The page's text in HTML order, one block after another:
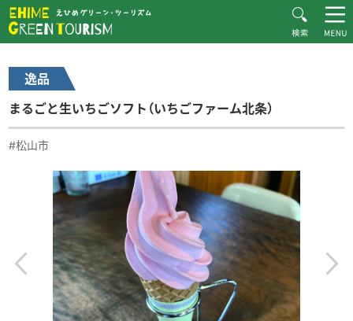
お知らせ
おすすめプラン
体験・施設紹介
ダウンロード
ムービー
愛媛県グリーン・ツーリズム推進協議会について
逸品
まるごと生いちごソフト（いちごファーム北条）
#松山市